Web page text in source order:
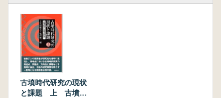
1 集 落 高久健二
2 豪族居館 青柳泰介
3 祭祀遺跡 大平 茂
4 渡来人 亀田修一
政治構造
1 首長墳 土生田純之
2 群集墳 右島和夫
古墳時代研究の現状
と課題 上 古墳研